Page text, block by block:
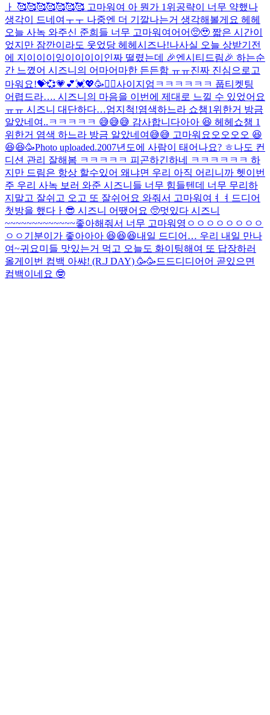
ㅏ 🥰🥰🥰🥰🥰🥰🥰 고마워여 아 뭔가 1위공략이 너무 약했나
생각이 드네여ㅜㅜ 나중엔 더 기깔나는거 생각해볼게요 헤헤
오늘 사녹 와주신 준희들 너무 고마워여어어🥺🥹 짧은 시간이
었지만 잠깐이라도 웃었당 헤헤 시즈나!나사실 오늘 상받기전
에 지이이이잉이이이이인짜 떨렸는데 🎉엔시티드림🎉 하는순
간 느꼈어 시즈니의 어마어마한 든든함 ㅠㅠ진짜 진심으로고
마워요!💝💞💗💕💓💖🥳🙇‍♂️사이지엄ㅋㅋㅋㅋㅋㅋ 풉티켓팅
어렵드라…. 시즈니의 마음을 이번에 제대로 느낄 수 있었어요
ㅠㅠ 시즈니 대단하다…엄지척!염색하느라 쇼챔1위한거 방금
알았네여..ㅋㅋㅋㅋㅋ 😅😅😅 감사합니다아아 😆 헤헤 쇼챔 1
위한거 염색 하느라 방금 알았네여😅😅 고마워요오오오오 😆
😆😆🥳Photo uploaded.2007년도에 사람이 태어나요? ㅎ나도 컨
디션 관리 잘해봄 ㅋㅋㅋㅋㅋ 피곤하긴하네 ㅋㅋㅋㅋㅋㅋ 하
지만 드림은 항상 할수있어 왜냐면 우리 아직 어리니까 헷이번
주 우리 사녹 보러 와준 시즈니들 너무 힘들텐데 너무 무리하
지말고 잘쉬고 오고 또 잘쉬어요 와줘서 고마워여ㅕㅕ 드디어
첫방을 했다ㅏ😎 시즈니 어땠어요 🥺멋있다 시즈니
~~~~~~~~~~~~~좋아해줘서 너무 고마워영ㅇㅇㅇㅇㅇㅇㅇㅇ
ㅇㅇ 기분이가 좋아아아 😆😆😆내일 드디어… 우리 내일 만나
여~귀요미들 맛있는거 먹고 오늘도 화이팅해여 또 답장하러
올게 이번 컴백 아쌰! (R.J DAY) 🥳🥳드드디디어어 곧있으면
컴백이네요 🤓